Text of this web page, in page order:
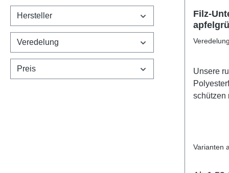
Hersteller
Veredelung
Preis
Filz-
Unsere
schützen
jeden
Varianten